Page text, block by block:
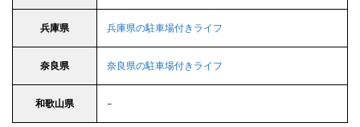
兵庫県 兵庫県の駐車場付きライフ
奈良県 奈良県の駐車場付きライフ
和歌山県 –